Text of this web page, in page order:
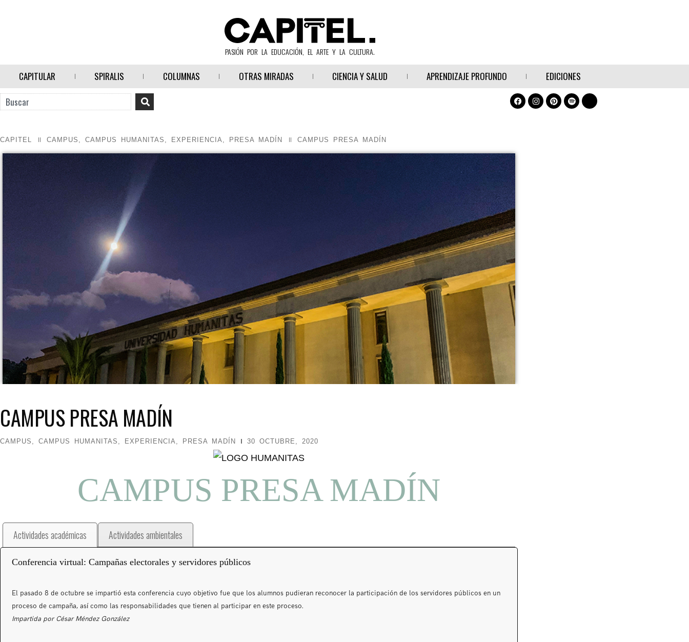
PASIÓN POR LA EDUCACIÓN, EL ARTE Y LA CULTURA.
CAPITULAR SPIRALIS COLUMNAS OTRAS MIRADAS CIENCIA Y SALUD APRENDIZAJE PROFUNDO EDICIONES
CAPITEL CAMPUS , CAMPUS HUMANITAS , EXPERIENCIA, PRESA MADÍN CAMPUS PRESA MADÍN
CAMPUS PRESA MADÍN
CAMPUS , CAMPUS HUMANITAS , EXPERIENCIA, PRESA MADÍN 30 OCTUBRE, 2020
CAMPUS PRESA MADÍN
Actividades académicas Actividades ambientales
Conferencia virtual: Campañas electorales y servidores públicos
El pasado 8 de octubre se impartió esta conferencia cuyo objetivo fue que los alumnos pudieran reconocer la participación de los servidores públicos en un
proceso de campaña, así como las responsabilidades que tienen al participar en este proceso.
Impartida por César Méndez González